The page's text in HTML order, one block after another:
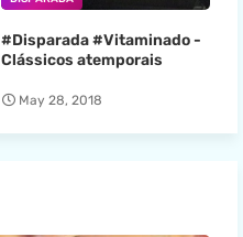
#Disparada #Vitaminado -
Clássicos atemporais
May 28, 2018